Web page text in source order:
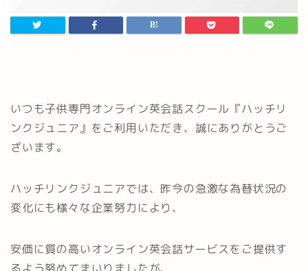
いつも子供専門オンライン英会話スクール『ハッチリ
ンクジュニア』をご利用いただき、誠にありがとうご
ざいます。
ハッチリンクジュニアでは、昨今の急激な為替状況の
変化にも様々な企業努力により、
安価に質の高いオンライン英会話サービスをご提供す